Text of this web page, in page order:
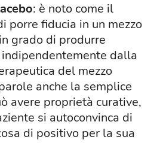
: è noto come il
porre fiducia in un mezzo
grado di produrre
dalla
del mezzo
anche la semplice
avere proprietà curative,
si autoconvinca di
di positivo per la sua